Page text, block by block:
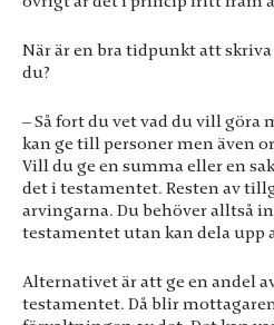
När är en bra tidpunkt att
du?
– Så fort du vet vad du vill göra
kan ge till personer men även
Vill du ge en summa eller en
det i testamentet. Resten av
arvingarna. Du behöver alltså
testamentet utan kan dela upp
Alternativet är att ge en andel
testamentet. Då blir
med dig av dina
intressen och
ditt beteende
du chansen att få
se personligt
anpassat
innehåll och
erbjudanden.